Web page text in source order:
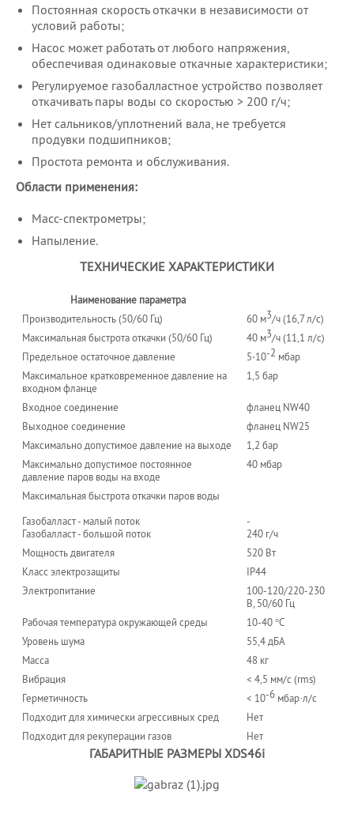
Постоянная скорость откачки в независимости от
условий работы;
Насос может работать от любого напряжения,
обеспечивая одинаковые откачные характеристики;
Регулируемое газобалластное устройство позволяет
откачивать пары воды со скоростью > 200 г/ч;
Нет сальников/уплотнений вала, не требуется
продувки подшипников;
Простота ремонта и обслуживания.
Области применения:
Масс-спектрометры;
Напыление.
ТЕХНИЧЕСКИЕ ХАРАКТЕРИСТИКИ
Наименование параметра
Производительность (50/60 Гц)
60 м3/ч (16,7 л/с)
Максимальная быстрота откачки (50/60 Гц)
40 м3/ч (11,1 л/с)
Предельное остаточное давление
5⋅10-2 мбар
Максимальное кратковременное давление на
входном фланце
1,5 бар
Входное соединение
фланец NW40
Выходное соединение
фланец NW25
Максимально допустимое давление на выходе
1,2 бар
Максимально допустимое постоянное
давление паров воды на входе
40 мбар
Максимальная быстрота откачки паров воды
Газобалласт - малый поток
Газобалласт - большой поток
-
240 г/ч
Мощность двигателя
520 Вт
Класс электрозащиты
IP44
Электропитание
100-120/220-230
В, 50/60 Гц
Рабочая температура окружающей среды
10-40 °С
Уровень шума
55,4 дБА
Масса
48 кг
Вибрация
< 4,5 мм/c (rms)
Герметичность
< 10-6 мбар·л/c
Подходит для химически агрессивных сред
Нет
Подходит для рекуперации газов
Нет
ГАБАРИТНЫЕ РАЗМЕРЫ XDS46i